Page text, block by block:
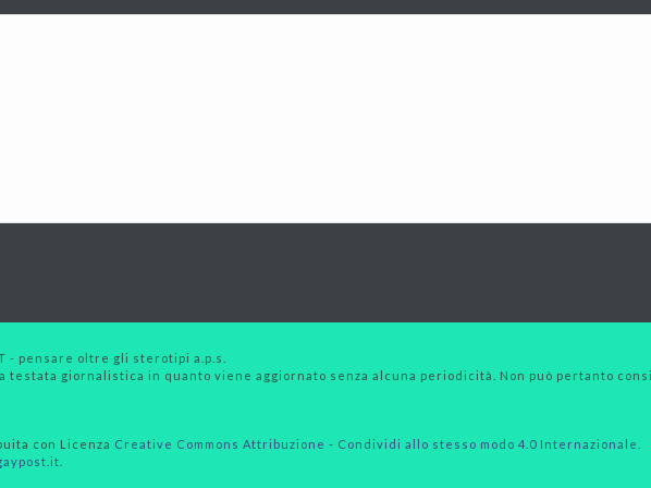
- pensare oltre gli sterotipi a.p.s.
testata giornalistica in quanto viene aggiornato senza alcuna periodicità. Non può pertanto
con Licenza Creative Commons Attribuzione - Condividi allo stesso modo 4.0 Internazionale